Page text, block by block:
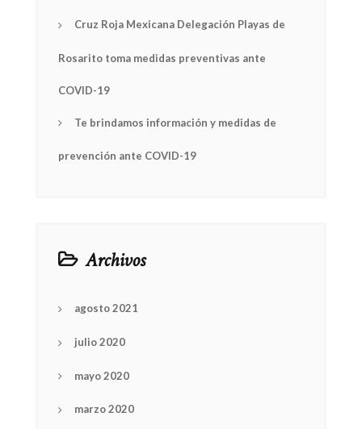
Cruz Roja Mexicana Delegación Playas de
Rosarito toma medidas preventivas ante
COVID-19
Te brindamos información y medidas de
prevención ante COVID-19
Archivos
agosto 2021
julio 2020
mayo 2020
marzo 2020